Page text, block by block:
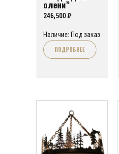
олени”
246,500₽
Наличие: Под заказ
ПОДРОБНЕЕ